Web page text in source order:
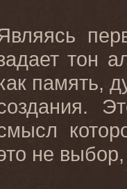
тон
память,
не